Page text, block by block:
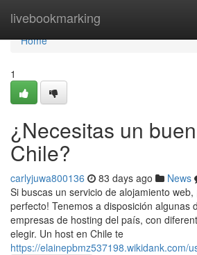
livebookmarking
Home
Home
1
¿Necesitas un
Chile?
carlyjuwa800136 83 days ago News
Si buscas un servicio de alojamiento web,
perfecto! Tenemos a disposición algunas
empresas de hosting del país, con
elegir. Un host en Chile te
https://elainepbmz537198.wikidank.com/